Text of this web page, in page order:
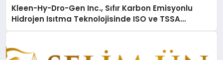
Kleen-Hy-Dro-Gen Inc., Sıfır Karbon Emisyonlu
Hidrojen Isıtma Teknolojisinde ISO ve TSSA
Düzenleyici Onaylarını Aldı